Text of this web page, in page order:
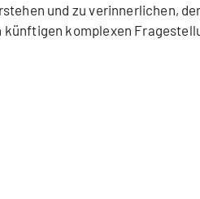
und zu verinnerlichen,
künftigen komplexen